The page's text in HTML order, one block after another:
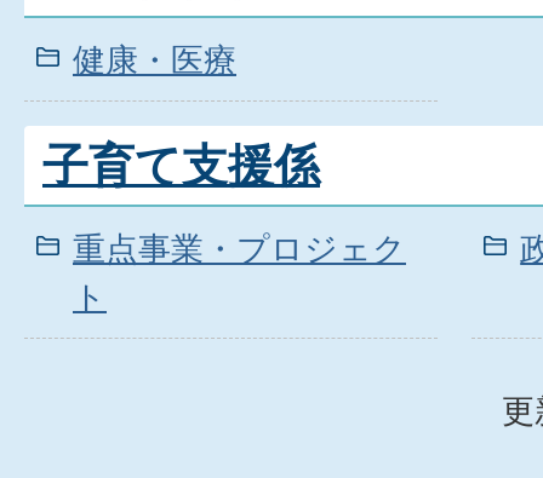
健康・医療
子育て支援係
重点事業・プロジェク
ト